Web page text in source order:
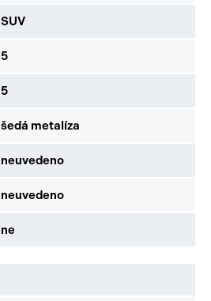
SUV
5
5
šedá metalíza
neuvedeno
neuvedeno
ne